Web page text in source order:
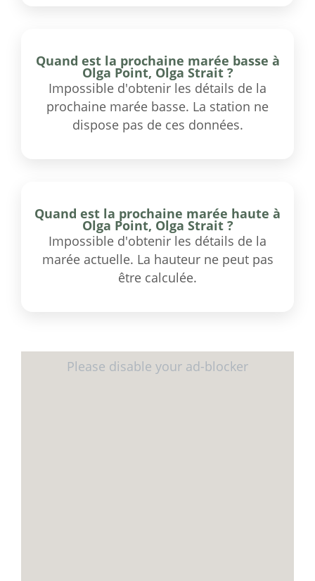
Quand est la prochaine marée basse à
Olga Point, Olga Strait ?
Impossible d'obtenir les détails de la
prochaine marée basse. La station ne
dispose pas de ces données.
Quand est la prochaine marée haute à
Olga Point, Olga Strait ?
Impossible d'obtenir les détails de la
marée actuelle. La hauteur ne peut pas
être calculée.